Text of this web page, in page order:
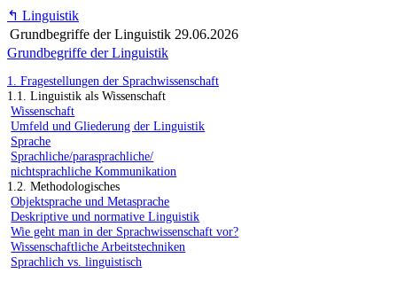
↰ Linguistik
Grundbegriffe der Linguistik 29.06.2026
Grundbegriffe der Linguistik
1. Fragestellungen der Sprachwissenschaft
1.1. Linguistik als Wissenschaft
Wissenschaft
Umfeld und Gliederung der Linguistik
Sprache
Sprachliche/parasprachliche/
nichtsprachliche Kommunikation
1.2. Methodologisches
Objektsprache und Metasprache
Deskriptive und normative Linguistik
Wie geht man in der Sprachwissenschaft vor?
Wissenschaftliche Arbeitstechniken
Sprachlich vs. linguistisch